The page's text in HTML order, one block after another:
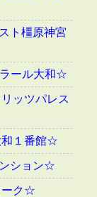
ト橿原神宮
ール大和☆
ッツパレス
和１番館☆
ション☆
ーク☆